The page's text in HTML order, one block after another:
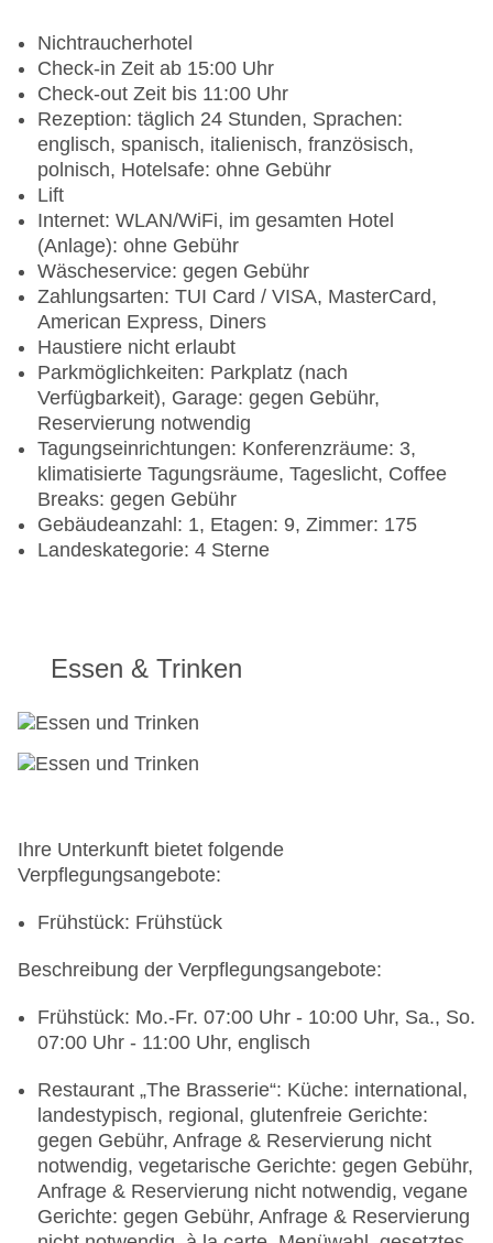
Nichtraucherhotel
Check-in Zeit ab 15:00 Uhr
Check-out Zeit bis 11:00 Uhr
Rezeption: täglich 24 Stunden, Sprachen:
englisch, spanisch, italienisch, französisch,
polnisch, Hotelsafe: ohne Gebühr
Lift
Internet: WLAN/WiFi, im gesamten Hotel
(Anlage): ohne Gebühr
Wäscheservice: gegen Gebühr
Zahlungsarten: TUI Card / VISA, MasterCard,
American Express, Diners
Haustiere nicht erlaubt
Parkmöglichkeiten: Parkplatz (nach
Verfügbarkeit), Garage: gegen Gebühr,
Reservierung notwendig
Tagungseinrichtungen: Konferenzräume: 3,
klimatisierte Tagungsräume, Tageslicht, Coffee
Breaks: gegen Gebühr
Gebäudeanzahl: 1, Etagen: 9, Zimmer: 175
Landeskategorie: 4 Sterne
Essen & Trinken
Ihre Unterkunft bietet folgende
Verpflegungsangebote:
Frühstück: Frühstück
Beschreibung der Verpflegungsangebote:
Frühstück: Mo.-Fr. 07:00 Uhr - 10:00 Uhr, Sa., So.
07:00 Uhr - 11:00 Uhr, englisch
Restaurant „The Brasserie“: Küche: international,
landestypisch, regional, glutenfreie Gerichte:
gegen Gebühr, Anfrage & Reservierung nicht
notwendig, vegetarische Gerichte: gegen Gebühr,
Anfrage & Reservierung nicht notwendig, vegane
Gerichte: gegen Gebühr, Anfrage & Reservierung